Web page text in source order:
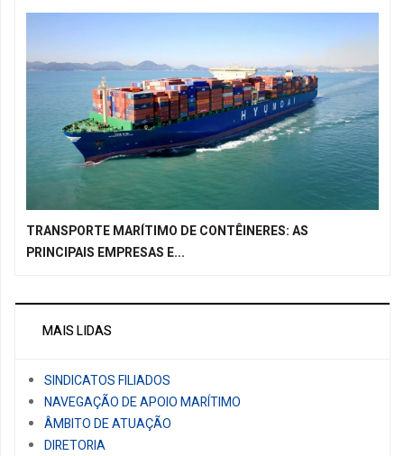
TRANSPORTE MARÍTIMO DE CONTÊINERES: AS
PRINCIPAIS EMPRESAS E...
MAIS LIDAS
SINDICATOS FILIADOS
NAVEGAÇÃO DE APOIO MARÍTIMO
ÂMBITO DE ATUAÇÃO
DIRETORIA